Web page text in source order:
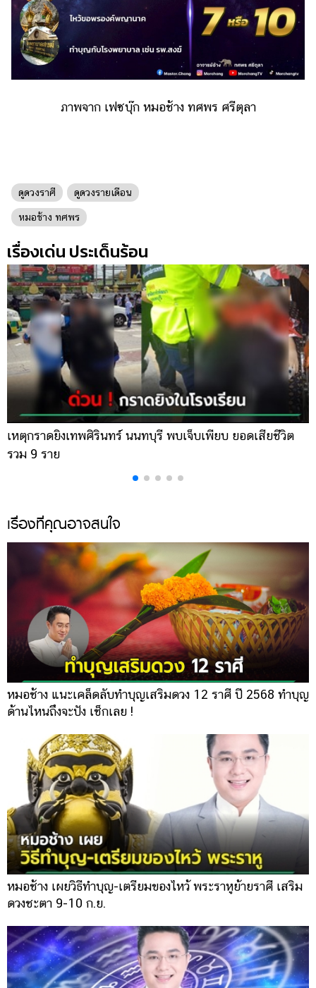
ภาพจาก เฟซบุ๊ก หมอช้าง ทศพร ศรีตุลา
ดูดวงราศี ดูดวงรายเดือน
หมอช้าง ทศพร
เรื่องเด่น ประเด็นร้อน
เหตุกราดยิงเทพศิรินทร์ นนทบุรี พบเจ็บเพียบ ยอดเสียชีวิต
รวม 9 ราย
เรื่องที่คุณอาจสนใจ
หมอช้าง แนะเคล็ดลับทำบุญเสริมดวง 12 ราศี ปี 2568 ทำบุญ
ด้านไหนถึงจะปัง เช็กเลย !
หมอช้าง เผยวิธีทำบุญ-เตรียมของไหว้ พระราหูย้ายราศี เสริม
ดวงชะตา 9-10 ก.ย.